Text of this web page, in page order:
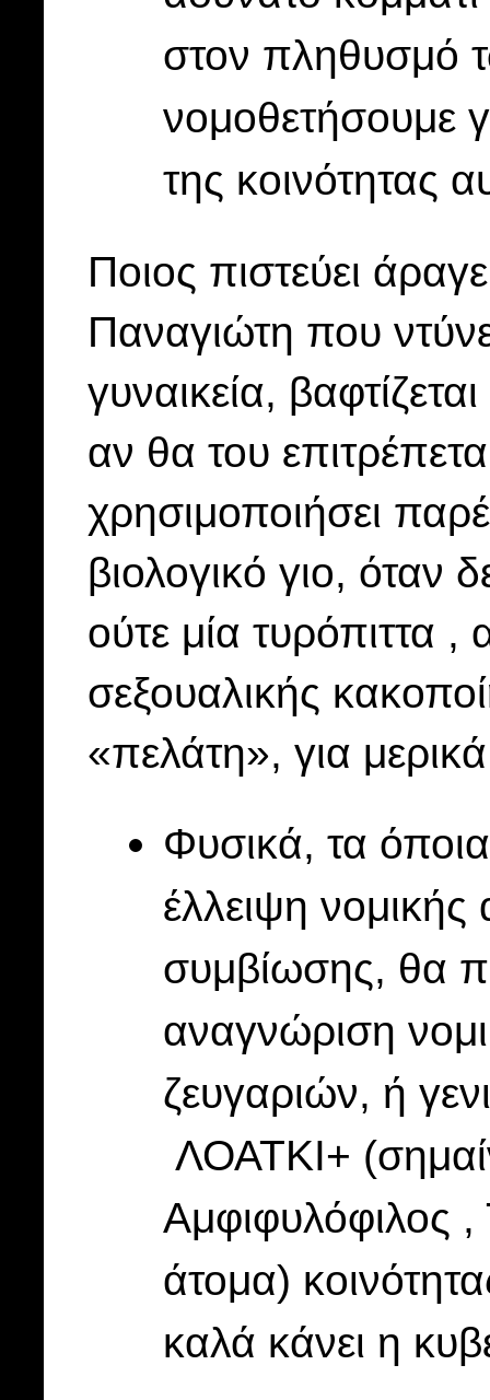
στον πληθυσμό
νομοθετήσουμε
της κοινότητας
Ποιος πιστεύει
Παναγιώτη που
γυναικεία,
αν θα του
χρησιμοποιήσει
βιολογικό γιο, όταν
ούτε μία τυρόπιττα ,
σεξουαλικής
«πελάτη», για
Φυσικά, τα
έλλειψη
συμβίωσης, θα
αναγνώριση
ζευγαριών, ή
ΛΟΑΤΚΙ+
Αμφιφυλόφιλος ,
άτομα)
καλά κάνει η